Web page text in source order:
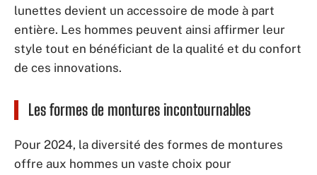
lunettes devient un accessoire de mode à part
entière. Les hommes peuvent ainsi affirmer leur
style tout en bénéficiant de la qualité et du confort
de ces innovations.
Les formes de montures incontournables
Pour 2024, la diversité des formes de montures
offre aux hommes un vaste choix pour